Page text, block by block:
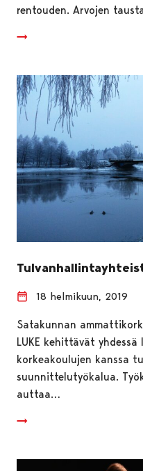
rentouden. Arvojen
18 helmikuun, 2019
Satakunnan
LUKE kehittävät
korkeakoulujen kanssa
suunnittelutyökalua.
auttaa…